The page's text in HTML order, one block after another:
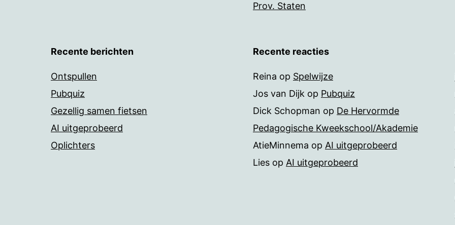
Prov. Staten
Recente berichten
Ontspullen
Pubquiz
Gezellig samen fietsen
AI uitgeprobeerd
Oplichters
Recente reacties
Reina op Spelwijze
Jos van Dijk op Pubquiz
Dick Schopman op De Hervormde
Pedagogische Kweekschool/Akademie
AtieMinnema op AI uitgeprobeerd
Lies op AI uitgeprobeerd